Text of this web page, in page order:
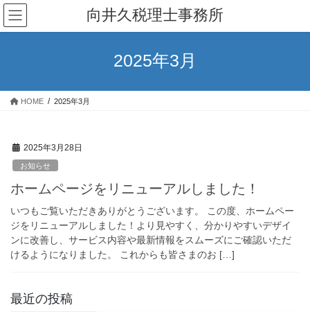
コ
ン
テ
ス
ナ
ビ
ゲ
ン
向井久税理士事務所
2025年3月
HOME 2025年3月
2025年3月28日
お知らせ
ホームページをリニューアルしました！
いつもご覧いただきありがとうございます。 この度、ホームペー
ジをリニューアルしました！より見やすく、分かりやすいデザイ
ンに改善し、サービス内容や最新情報をスムーズにご確認いただ
けるようになりました。 これからも皆さまのお […]
最近の投稿